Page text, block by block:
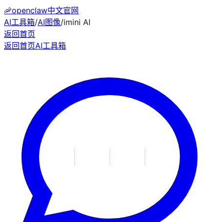
🦐openclaw中文官网
AI工具箱/AI图像/imini AI
返回首页
返回首页AI工具箱